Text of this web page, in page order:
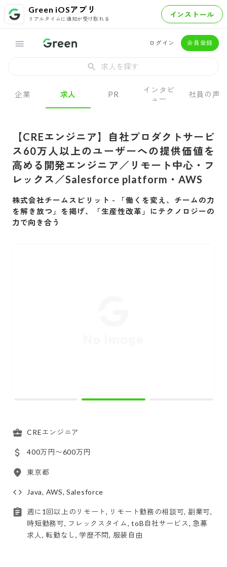
Green iOSアプリ
リアルタイムに通知が受け取れる インストール
ログイン 会員登録
求人を探す
企業 求人 PR
インタビ
ュー
社員の声
【CREエンジニア】自社プロダクトサービ
ス60万人以上のユーザーへの提供価値を
高める開発エンジニア／リモート中心・フ
レックス／Salesforce platform・AWS
株式会社チームスピリット -
「働くを変え、チームの力
を解き放つ」を掲げ、「生産性改革」にテクノロジーの
力で向き合う
CREエンジニア
400万円〜600万円
東京都
Java, AWS, Salesforce
週に1回以上のリモート, リモート勤務の相談可, 副業可,
時短勤務可, フレックスタイム, toB自社サービス, 急募
求人, 転勤なし, 学歴不問, 服装自由